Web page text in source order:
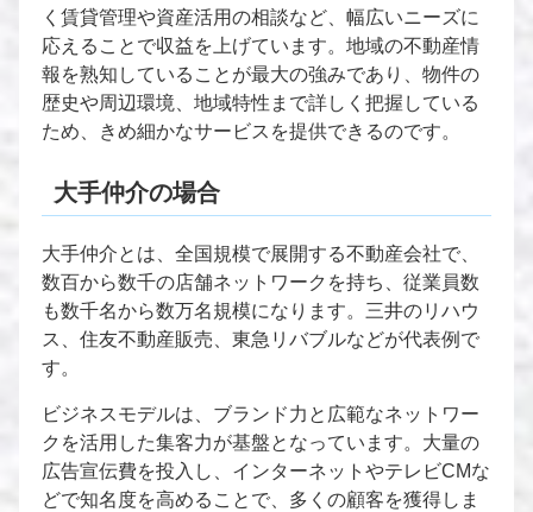
く賃貸管理や資産活用の相談など、幅広いニーズに
応えることで収益を上げています。地域の不動産情
報を熟知していることが最大の強みであり、物件の
歴史や周辺環境、地域特性まで詳しく把握している
ため、きめ細かなサービスを提供できるのです。
大手仲介の場合
大手仲介とは、全国規模で展開する不動産会社で、
数百から数千の店舗ネットワークを持ち、従業員数
も数千名から数万名規模になります。三井のリハウ
ス、住友不動産販売、東急リバブルなどが代表例で
す。
ビジネスモデルは、ブランド力と広範なネットワー
クを活用した集客力が基盤となっています。大量の
広告宣伝費を投入し、インターネットやテレビCMな
どで知名度を高めることで、多くの顧客を獲得しま